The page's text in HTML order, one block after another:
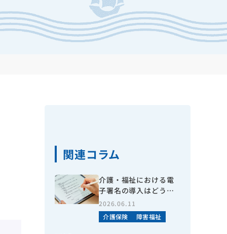
関連コラム
介護・福祉における電
子署名の導入はどう進
める？メリットや導入
ステップなどを分かり
やすく解説
2026.06.11
介護保険
障害福祉